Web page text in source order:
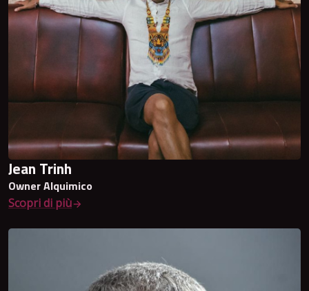
Jean Trinh
Owner Alquimico
Scopri di più